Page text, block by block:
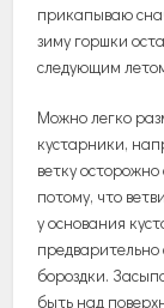
прикапываю
зиму горшки
следующим
Можно легко
кустарники,
ветку
потому, что
у основания
бороздки.
быть над